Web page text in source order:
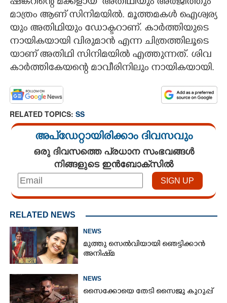
ഷ​ങ്ക​റി​ന്റെ​ ​മ​ക്കളായ ​ ​അ​തി​ഥി​യും​ ​അ​ർ​ജി​ത്തും​ ​
മാ​ത്രം​ ​ആ​ണ് ​സി​നി​മ​യി​ൽ.​ ​മൂ​ത്ത​മ​ക​ൾ​ ​ഐ​ശ്വ​ര്യ​
യും​ ​അ​തി​ഥി​യും​ ​ഡോ​ക്ട​റാ​ണ്.​ ​കാ​ർ​ത്തി​യു​ടെ​ ​
നാ​യി​ക​യാ​യി​ ​വി​രു​മാ​ൻ​ ​എ​ന്ന​ ​ചി​ത്ര​ത്തി​ലൂ​ടെ​
യാ​ണ് ​അ​തി​ഥി​ ​സി​നി​മ​യി​ൽ​ ​എ​ത്തു​ന്ന​ത്.​ ​ശി​വ​
കാ​ർ​ത്തി​കേ​യ​ന്റെ​ ​മാ​വീ​രി​നി​ലും​ ​നാ​യി​ക​യാ​യി.
RELATED TOPICS: SS
അപ്ഡേറ്റായിരിക്കാം ദിവസവും
ഒരു ദിവസത്തെ പ്രധാന സംഭവങ്ങൾ
നിങ്ങളുടെ ഇൻബോക്സിൽ
RELATED NEWS
NEWS
മുത്തു സെൽവിയായി ഞെട്ടിക്കാൻ
അനിഷ്‌മ
NEWS
സൈക്കോയെ തേടി സൈജു കുറുപ്പ്